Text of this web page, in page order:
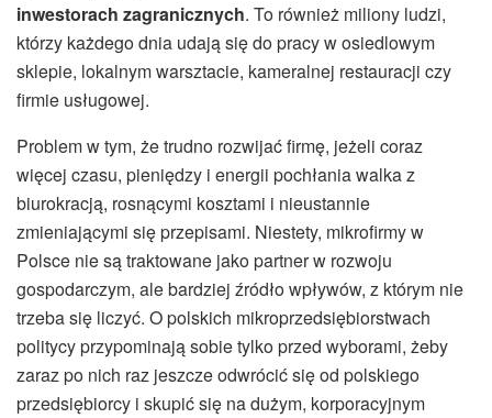
inwestorach zagranicznych. To również miliony ludzi,
którzy każdego dnia udają się do pracy w osiedlowym
sklepie, lokalnym warsztacie, kameralnej restauracji czy
firmie usługowej.
Problem w tym, że trudno rozwijać firmę, jeżeli coraz
więcej czasu, pieniędzy i energii pochłania walka z
biurokracją, rosnącymi kosztami i nieustannie
zmieniającymi się przepisami. Niestety, mikrofirmy w
Polsce nie są traktowane jako partner w rozwoju
gospodarczym, ale bardziej źródło wpływów, z którym nie
trzeba się liczyć. O polskich mikroprzedsiębiorstwach
politycy przypominają sobie tylko przed wyborami, żeby
zaraz po nich raz jeszcze odwrócić się od polskiego
przedsiębiorcy i skupić się na dużym, korporacyjnym